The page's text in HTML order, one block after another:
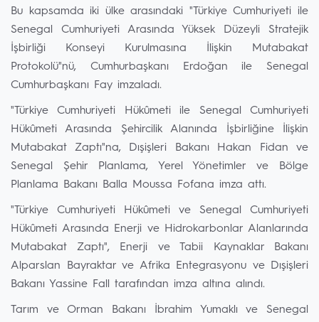
Bu kapsamda iki ülke arasındaki "Türkiye Cumhuriyeti ile
Senegal Cumhuriyeti Arasında Yüksek Düzeyli Stratejik
İşbirliği Konseyi Kurulmasına İlişkin Mutabakat
Protokolü"nü, Cumhurbaşkanı Erdoğan ile Senegal
Cumhurbaşkanı Fay imzaladı.
"Türkiye Cumhuriyeti Hükûmeti ile Senegal Cumhuriyeti
Hükûmeti Arasında Şehircilik Alanında İşbirliğine İlişkin
Mutabakat Zaptı"na, Dışişleri Bakanı Hakan Fidan ve
Senegal Şehir Planlama, Yerel Yönetimler ve Bölge
Planlama Bakanı Balla Moussa Fofana imza attı.
"Türkiye Cumhuriyeti Hükûmeti ve Senegal Cumhuriyeti
Hükûmeti Arasında Enerji ve Hidrokarbonlar Alanlarında
Mutabakat Zaptı", Enerji ve Tabii Kaynaklar Bakanı
Alparslan Bayraktar ve Afrika Entegrasyonu ve Dışişleri
Bakanı Yassine Fall tarafından imza altına alındı.
Tarım ve Orman Bakanı İbrahim Yumaklı ve Senegal